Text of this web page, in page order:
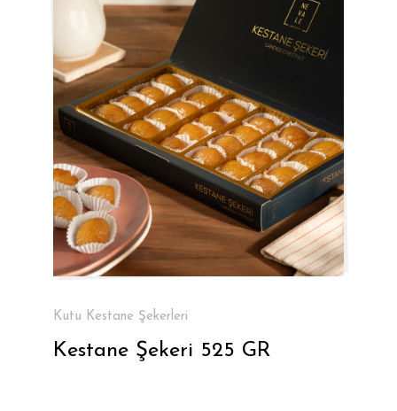
Kutu Kestane Şekerleri
Kestane Şekeri 525 GR